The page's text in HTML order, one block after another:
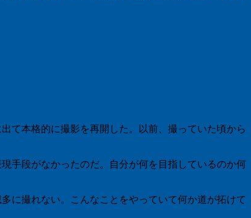
て本格的に撮影を再開した。以前、撮っていた頃から
手段がなかったのだ。自分が何を目指しているのか何
に撮れない。こんなことをやっていて何か道が拓けて